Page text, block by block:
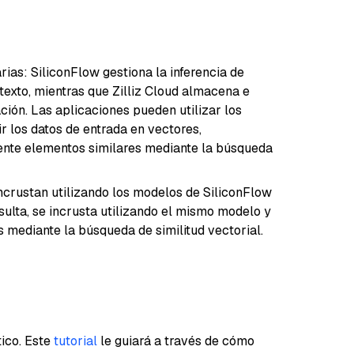
SiliconFlow gestiona la inferencia de
mientras que Zilliz Cloud almacena e
Las aplicaciones pueden utilizar los
datos de entrada en vectores,
elementos similares mediante la búsqueda
utilizando los modelos de SiliconFlow
se incrusta utilizando el mismo modelo y
la búsqueda de similitud vectorial.
Estetutorial le guiará a través de cómo